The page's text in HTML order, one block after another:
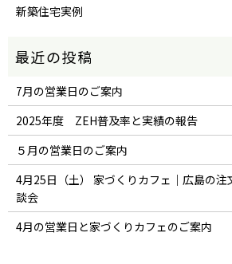
新築住宅実例
7月の営業日のご案内
2025年度 ZEH普及率と実績の報告
５月の営業日のご案内
4月25日（土） 家づくりカフェ｜広島の
談会
4月の営業日と家づくりカフェのご案内